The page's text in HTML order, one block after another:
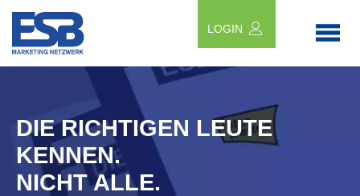
LOGIN
DIE RICHTIGEN LEUTE
KENNEN.
NICHT ALLE.